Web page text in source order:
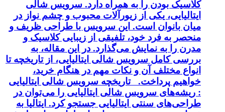
کلاسیک بودن را به همراه دارد. سرویس شالی
ایتالیایی، یکی از زیورآلات محبوب و چشم نواز در
میان بانوان است. این سرویس با طراحی ظریف و
منحصر به فرد خود، تلفیقی از زیبایی کلاسیک و
مدرن را به نمایش می‌گذارد. در این مقاله، به
بررسی کامل سرویس شالی ایتالیایی، از تاریخچه تا
انواع مختلف آن و نکات مهم در هنگام خرید،
خواهیم پرداخت. تاریخچه سرویس شالی ایتالیایی
: ریشه‌های سرویس شالی ایتالیایی را می‌توان در
طراحی‌های سنتی ایتالیایی جستجو کرد. ایتالیا به